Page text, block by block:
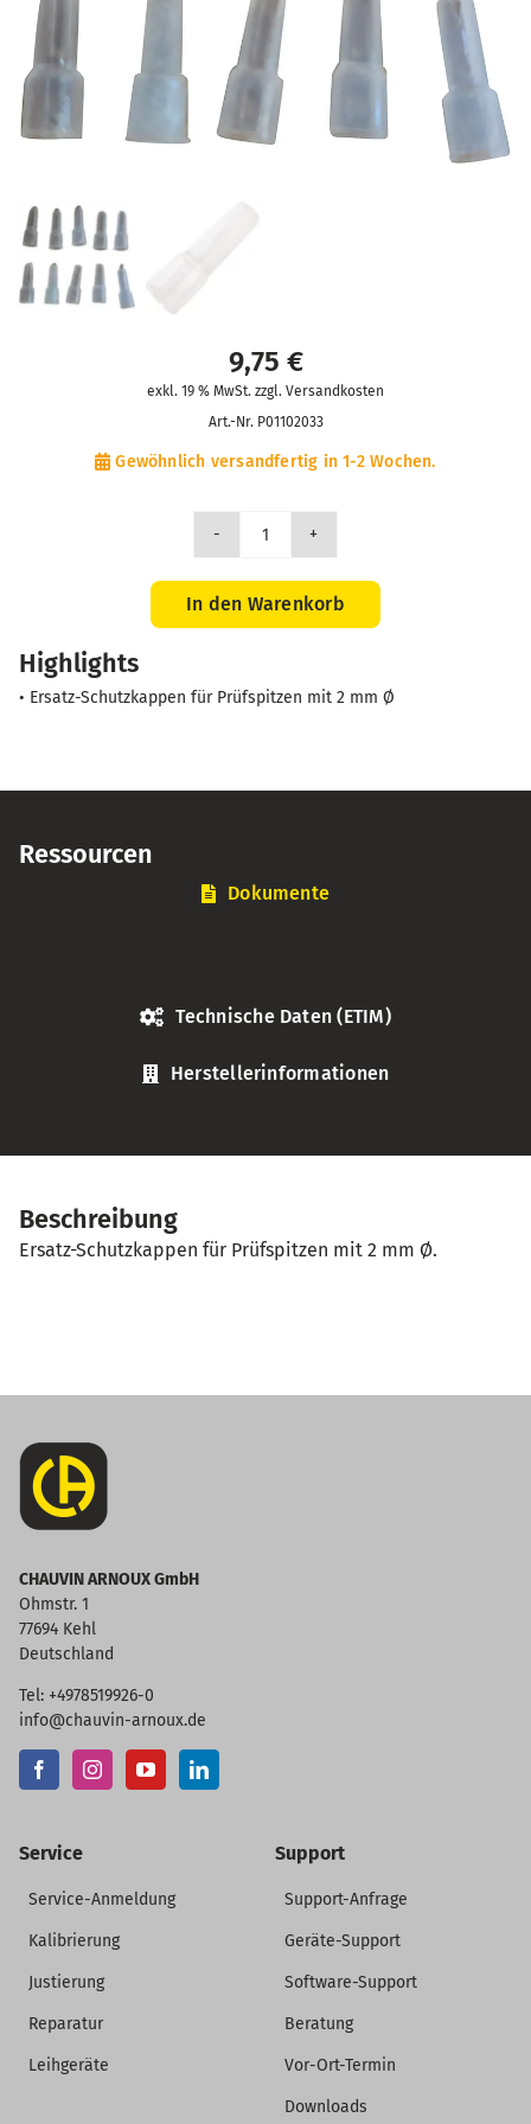
9,75 €
exkl. 19 % MwSt. zzgl. Versandkosten
Art.-Nr. P01102033
Gewöhnlich versandfertig in 1-2 Wochen.
Schutzhülle
Prüfspitzen
mit
ø
In den Warenkorb
Highlights
• Ersatz-Schutzkappen für Prüfspitzen mit 2 mm Ø
Ressourcen
Dokumente
Technische Daten (ETIM)
Herstellerinformationen
Beschreibung
Ersatz-Schutzkappen für Prüfspitzen mit 2 mm Ø.
CHAUVIN ARNOUX GmbH
Ohmstr. 1
77694 Kehl
Deutschland
Tel: +4978519926-0
info@chauvin-arnoux.de
Service
Service-Anmeldung
Kalibrierung
Justierung
Reparatur
Leihgeräte
Support
Support-Anfrage
Geräte-Support
Software-Support
Beratung
Vor-Ort-Termin
Downloads